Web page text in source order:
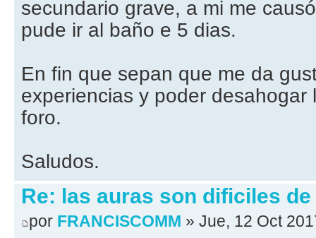
secundario grave, a mi me
pude ir al baño e 5 dias.
En fin que sepan que me da
experiencias y poder desahogar
foro.
Saludos.
Re: las auras son dificiles
por FRANCISCOMM » Jue, 12 Oct